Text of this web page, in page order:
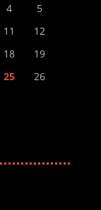
4
5
11
12
18
19
25
26